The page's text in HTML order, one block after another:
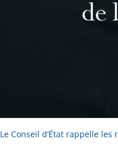
de
Le Conseil d’État rappelle les